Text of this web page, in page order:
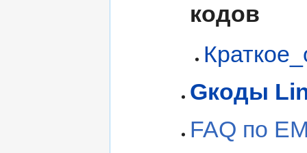
кодов
Gкоды
FAQ по